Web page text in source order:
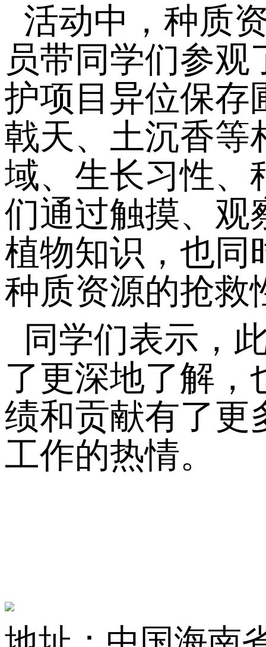
活动中，种质
员带同学们参
护项目异位保存
戟天、土沉香等
域、生长习性、
们通过触摸、观
植物知识，也同
种质资源的抢救
同学们表示，
了更深地了解，
绩和贡献有了更
工作的热情。